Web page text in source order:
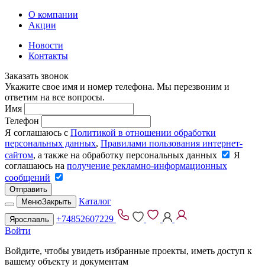
О компании
Акции
Новости
Контакты
Заказать звонок
Укажите свое имя и номер телефона. Мы перезвоним и
ответим на все вопросы.
Имя
Телефон
Я соглашаюсь с Политикой в отношении обработки
персональных данных, Правилами пользования интернет-
сайтом, а также на обработку персональных данных
Я
соглашаюсь на получение рекламно-информационных
сообщений
Отправить
МенюЗакрыть Каталог
Ярославль
+74852607229
Войти
Войдите, чтобы увидеть избранные проекты, иметь доступ к
вашему объекту и документам